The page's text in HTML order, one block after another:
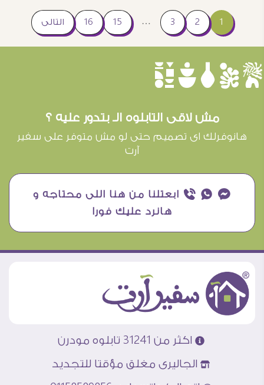
1
2
3
…
15
16 التالى
èûôçê
مش لاقى التابلوه الـ بتدور عليه ؟
هانوفرلك اى تصميم حتى لو مش متوفر على سفير
آرت
¥ ₧ ƒ ابعتلنا من هنا اللى محتاجه و
هانرد عليك فورا
اكثر من 31241 تابلوه مودرن
الجاليرى مغلق مؤقتا للتجديد